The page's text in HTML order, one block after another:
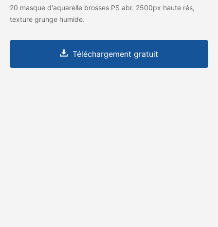
20 masque d'aquarelle brosses PS abr. 2500px haute rés,
texture grunge humide.
Téléchargement gratuit